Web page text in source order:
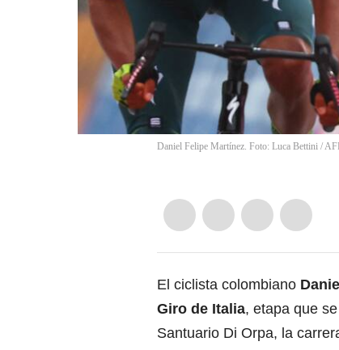
Daniel Felipe Martínez. Foto: Luca Bettini /
El ciclista colombiano
Giro de Italia, etapa que
Santuario Di Orpa, la